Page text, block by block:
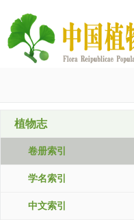
植物志
卷册索引
学名索引
中文索引